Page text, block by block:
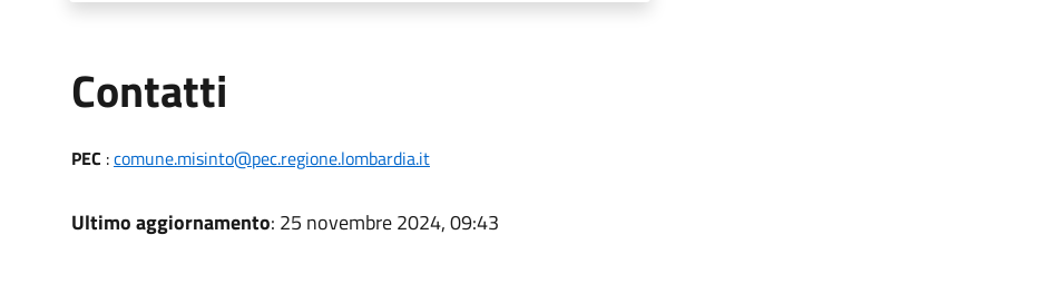
Contatti
PEC :comune.misinto@pec.regione.lombardia.it
Ultimo aggiornamento: 25 novembre 2024, 09:43